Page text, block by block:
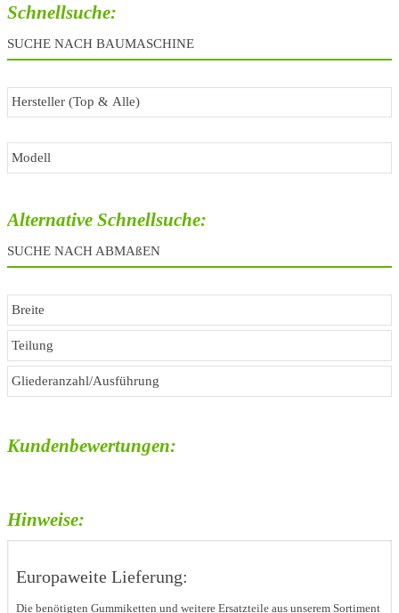
Schnellsuche:
SUCHE NACH BAUMASCHINE
Alternative Schnellsuche:
SUCHE NACH ABMAßEN
Kundenbewertungen:
Hinweise:
Europaweite Lieferung:
Die benötigten Gummiketten und weitere Ersatzteile aus unserem Sortiment